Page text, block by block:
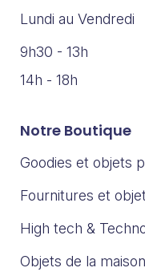
Lundi au Vendredi
9h30 - 13h
14h - 18h
Notre Boutique
Goodies et objets
Fournitures et
High tech &
Objets de la maison